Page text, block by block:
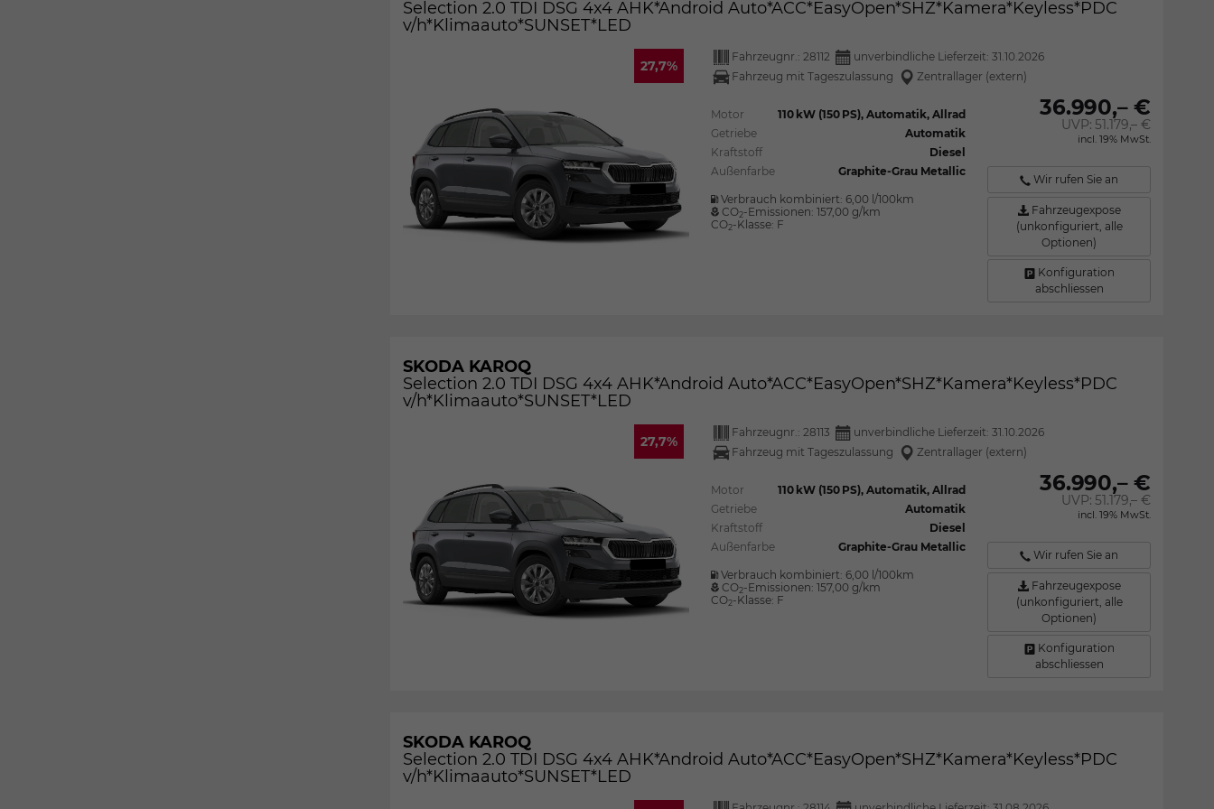
Selection 2.0 TDI DSG 4x4 AHK*Android Auto*ACC*EasyOpen*SHZ*Kamera*Keyless*PDC
v/h*Klimaauto*SUNSET*LED
27,7%
Fahrzeugnr.: 28112 unverbindliche Lieferzeit: 31.10.2026
Fahrzeug mit Tageszulassung
Zentrallager (extern)
Motor
110 kW (150 PS), Automatik, Allrad
Getriebe
Automatik
Kraftstoff
Diesel
Außenfarbe
Graphite-Grau Metallic
Verbrauch kombiniert: 6,00 l/100km
CO2-Emissionen: 157,00 g/km
CO2-Klasse: F
36.990,– €
UVP:51.179,– €
incl. 19% MwSt.
Wir rufen Sie an
Fahrzeugexpose
(unkonfiguriert, alle
Optionen)
Konfiguration
abschliessen
SKODA KAROQ
Selection 2.0 TDI DSG 4x4 AHK*Android Auto*ACC*EasyOpen*SHZ*Kamera*Keyless*PDC
v/h*Klimaauto*SUNSET*LED
27,7%
Fahrzeugnr.: 28113 unverbindliche Lieferzeit: 31.10.2026
Fahrzeug mit Tageszulassung
Zentrallager (extern)
Motor
110 kW (150 PS), Automatik, Allrad
Getriebe
Automatik
Kraftstoff
Diesel
Außenfarbe
Graphite-Grau Metallic
Verbrauch kombiniert: 6,00 l/100km
CO2-Emissionen: 157,00 g/km
CO2-Klasse: F
36.990,– €
UVP:51.179,– €
incl. 19% MwSt.
Wir rufen Sie an
Fahrzeugexpose
(unkonfiguriert, alle
Optionen)
Konfiguration
abschliessen
SKODA KAROQ
Selection 2.0 TDI DSG 4x4 AHK*Android Auto*ACC*EasyOpen*SHZ*Kamera*Keyless*PDC
v/h*Klimaauto*SUNSET*LED